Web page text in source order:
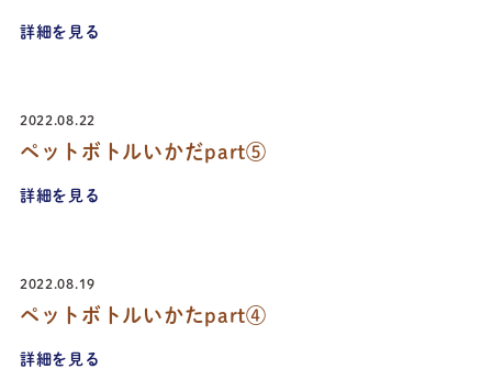
詳細を見る
2022.08.22
ペットボトルいかだpart⑤
詳細を見る
2022.08.19
ペットボトルいかたpart④
詳細を見る